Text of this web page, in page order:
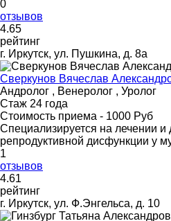
0
отзывов
4.65
рейтинг
г. Иркутск, ул. Пушкина, д. 8а
Сверкунов Вячеслав
Андролог , Венеролог , Уролог
Стаж 24 года
Стоимость приема - 1000 Руб
Специализируется на лечении
репродуктивной дисфункции у
1
отзывов
4.61
рейтинг
г. Иркутск, ул. Ф.Энгельса, д. 10